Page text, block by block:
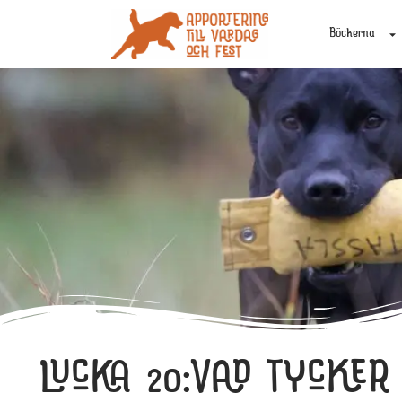
Böckerna
LUCKA 20:VAD